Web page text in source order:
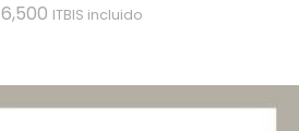
6,500 ITBIS incluido